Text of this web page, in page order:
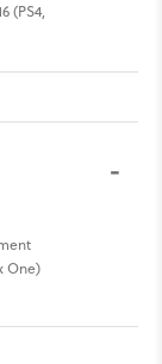
(PS4,
One)
-